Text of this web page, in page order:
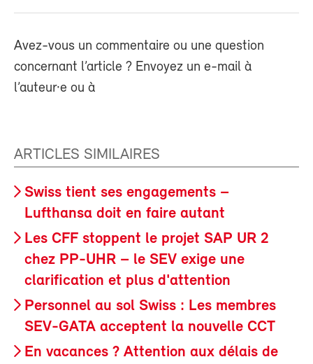
Avez-vous un commentaire ou une question
concernant l’article ? Envoyez un e-mail à
l’auteur·e ou à
ARTICLES SIMILAIRES
Swiss tient ses engagements –
Lufthansa doit en faire autant
Les CFF stoppent le projet SAP UR 2
chez PP-UHR – le SEV exige une
clarification et plus d'attention
Personnel au sol Swiss : Les membres
SEV-GATA acceptent la nouvelle CCT
En vacances ? Attention aux délais de